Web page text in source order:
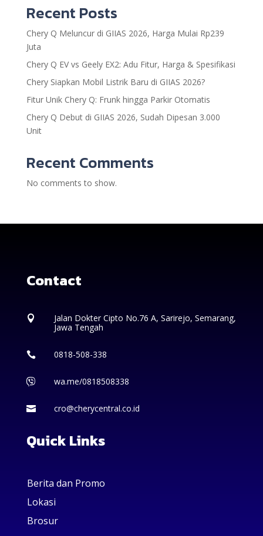
Recent Posts
Chery Q Meluncur di GIIAS 2026, Harga Mulai Rp239
Juta
Chery Q EV vs Geely EX2: Adu Fitur, Harga & Spesifikasi
Chery Siapkan Mobil Listrik Baru di GIIAS 2026?
Fitur Unik Chery Q: Frunk hingga Parkir Otomatis
Chery Q Debut di GIIAS 2026, Sudah Dipesan 3.000
Unit
Recent Comments
No comments to show.
Contact

Jalan Dokter Cipto No.76 A, Sarirejo, Semarang,
Jawa Tengah
 0818-508-338
 wa.me/0818508338
 cro@cherycentral.co.id
Quick Links
Berita dan Promo
Lokasi
Brosur